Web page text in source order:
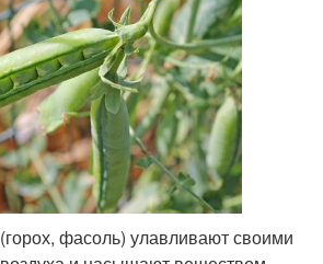
фасоль) улавливают своими